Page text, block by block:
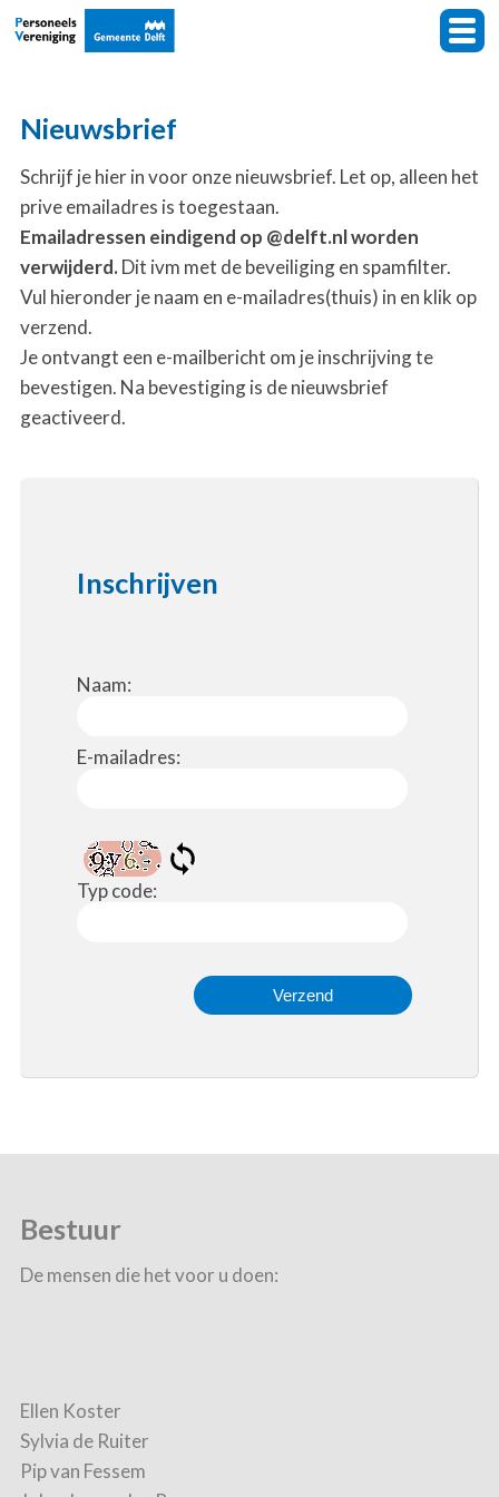
Nieuwsbrief
Schrijf je hier in voor onze nieuwsbrief. Let op, alleen het
prive emailadres is toegestaan.
Emailadressen eindigend op @delft.nl worden
verwijderd.Dit ivm met de beveiliging en spamfilter.
Vul hieronder je naam en e-mailadres(thuis) in en klik op
verzend.
Je ontvangt een e-mailbericht om je inschrijving te
bevestigen. Na bevestiging is de nieuwsbrief
geactiveerd.
Inschrijven
Naam:
E-mailadres:
Typ code:
Bestuur
De mensen die het voor u doen:
Ellen Koster
Sylvia de Ruiter
Pip van Fessem